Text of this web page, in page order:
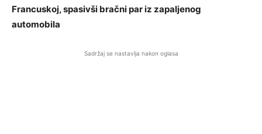
Francuskoj, spasivši bračni par iz zapaljenog
automobila
Sadržaj se nastavlja nakon oglasa